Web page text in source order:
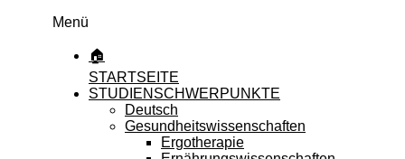
Menü
🏠
STARTSEITE
STUDIENSCHWERPUNKTE
Deutsch
Gesundheitswissenschaften
Ergotherapie